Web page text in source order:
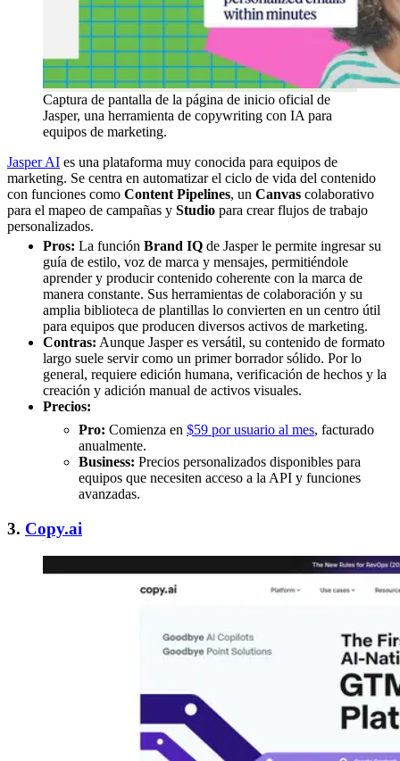
Captura de pantalla de la página de inicio oficial de
Jasper, una herramienta de copywriting con IA para
equipos de marketing.
Jasper AI es una plataforma muy conocida para equipos de
marketing. Se centra en automatizar el ciclo de vida del contenido
con funciones como Content Pipelines, un Canvas colaborativo
para el mapeo de campañas y Studio para crear flujos de trabajo
personalizados.
Pros: La función Brand IQ de Jasper le permite ingresar su
guía de estilo, voz de marca y mensajes, permitiéndole
aprender y producir contenido coherente con la marca de
manera constante. Sus herramientas de colaboración y su
amplia biblioteca de plantillas lo convierten en un centro útil
para equipos que producen diversos activos de marketing.
Contras: Aunque Jasper es versátil, su contenido de formato
largo suele servir como un primer borrador sólido. Por lo
general, requiere edición humana, verificación de hechos y la
creación y adición manual de activos visuales.
Precios:
Pro: Comienza en $59 por usuario al mes, facturado
anualmente.
Business: Precios personalizados disponibles para
equipos que necesiten acceso a la API y funciones
avanzadas.
3. Copy.ai